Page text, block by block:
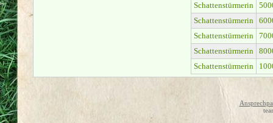
Schattenstürmerin
Schattenstürmerin
Schattenstürmerin
Schattenstürmerin
Schattenstürmerin